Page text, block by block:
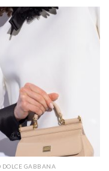
DOLCE GABBANA